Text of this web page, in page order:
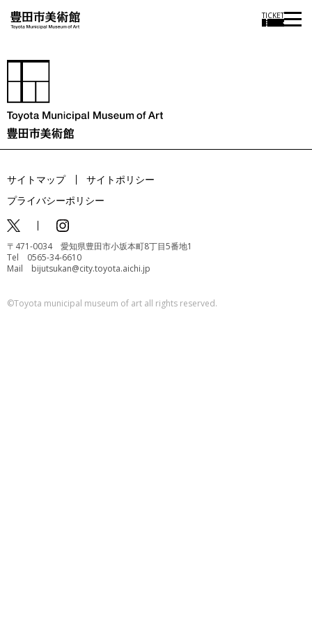
TICKET
サイトマップ
サイトポリシー
プライバシーポリシー
〒471-0034 愛知県豊田市小坂本町8丁目5番地1
Tel 0565-34-6610
Mail bijutsukan@city.toyota.aichi.jp
©️Toyota municipal museum of art all rights reserved.